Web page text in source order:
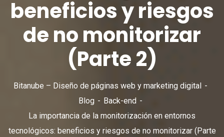
beneficios y riesgos
de no monitorizar
(Parte 2)
Bitanube – Diseño de páginas web y marketing digital
Blog
Back-end
La importancia de la monitorización en entornos
tecnológicos: beneficios y riesgos de no monitorizar (Parte